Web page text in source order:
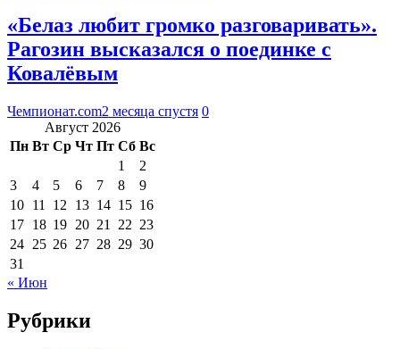
«Белаз любит громко разговаривать».
Рагозин высказался о поединке с
Ковалёвым
Чемпионат.com2 месяца спустя 0
Август 2026
Пн Вт Ср Чт Пт Сб Вс
1
2
3
4 5 6 7 8
9
10 11 12 13 14 15 16
17 18 19 20 21 22 23
24 25 26 27 28 29 30
31
« Июн
Рубрики